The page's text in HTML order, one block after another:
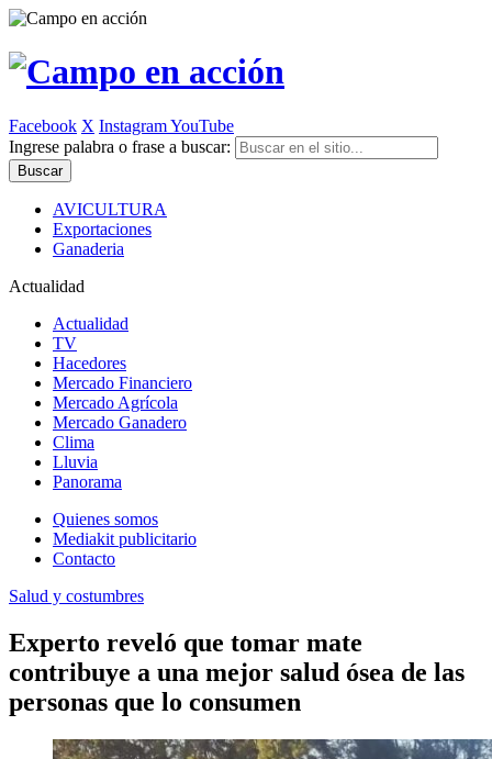
Facebook X InstagramYouTube
Ingrese palabra o frase a buscar:
AVICULTURA
Exportaciones
Ganaderia
Actualidad
Actualidad
TV
Hacedores
Mercado Financiero
Mercado Agrícola
Mercado Ganadero
Clima
Lluvia
Panorama
Quienes somos
Mediakit publicitario
Contacto
Salud y costumbres
Experto reveló que tomar mate
contribuye a una mejor salud ósea de las
personas que lo consumen